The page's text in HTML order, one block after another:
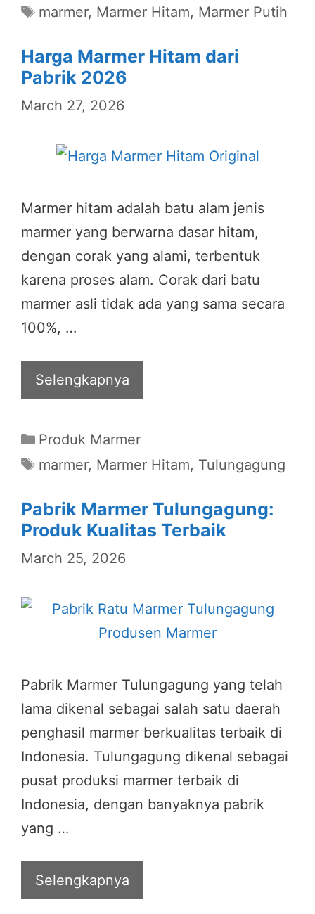
Tags
marmer, Marmer Hitam, Marmer Putih
Harga Marmer Hitam dari
Pabrik 2026
March 27, 2026
Marmer hitam adalah batu alam jenis
marmer yang berwarna dasar hitam,
dengan corak yang alami, terbentuk
karena proses alam. Corak dari batu
marmer asli tidak ada yang sama secara
100%, …
Selengkapnya
Categories
Produk Marmer
Tags
marmer, Marmer Hitam, Tulungagung
Pabrik Marmer Tulungagung:
Produk Kualitas Terbaik
March 25, 2026
Pabrik Marmer Tulungagung yang telah
lama dikenal sebagai salah satu daerah
penghasil marmer berkualitas terbaik di
Indonesia. Tulungagung dikenal sebagai
pusat produksi marmer terbaik di
Indonesia, dengan banyaknya pabrik
yang …
Selengkapnya